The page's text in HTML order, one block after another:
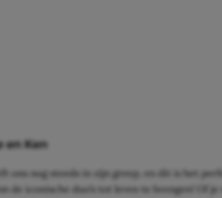
en Ken
ons nog steeds in zijn greep, en dit is het
de iconische duo’s tot leven te brengen! Of